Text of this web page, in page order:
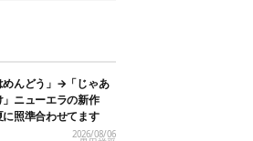
めんどう」→「じゃあ
」ニューエラの新作
に照準合わせてます
2026/08/06